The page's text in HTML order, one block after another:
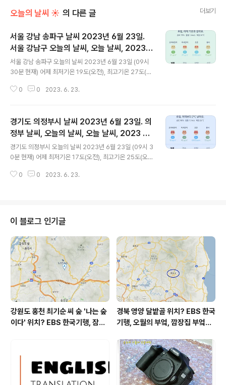
오늘의 날씨 ☀ 의 다른 글 더보기
서울 강남 송파구 날씨 2023년 6월 23일.
서울 강남구 오늘의 날씨, 오늘 날씨, 2023 0
623, 초미세먼지, 미세먼지, 황사, 자외선
서울 강남 송파구 오늘의 날씨 2023년 6월 23일 (09시
30분 현재) 어제 최저기온 19도(오전), 최고기온 27도(오
보다 1도 높은 최저기온, 어제보다 3도 높은 최고기온입니
최고기온입니다 * 눈비 올 확률은 위 이미지에서 시간별 기
상 상태 참조 대기상황 공기질은 어제 초미세먼지 좋음 = 1
2 ㎍/m³ 미세먼지는 좋음 = 23 ㎍/m³ 황사는 보통 = 1
5 ㎍/m³ 자외선 (오후) = 한때 나쁨 오늘 초미세먼지 보
통 = 21 ㎍/m³ 미세먼지는 좋음 = 29 ㎍/m³ 황사는 보
통 = 13 ㎍/m³ 자외선 (오후) =..
0 0 2023. 6. 23.
경기도 의정부시 날씨 2023년 6월 23일. 의
정부 날씨, 오늘의 날씨, 오늘 날씨, 2023 06
23, 초미세먼지, 미세먼지, 황사, 자외선
경기도 의정부시 오늘의 날씨 2023년 6월 23일 (09시 3
0분 현재) 어제 최저기온 17도(오전), 최고기온 25도(오
보다 1도 높은 최저기온, 어제보다 4도 높은 최고기온입니
태 참조 대기상황 공기질은 어제 초미세먼지 좋음 = 13
㎍/m³ 미세먼지는 좋음 = 23 ㎍/m³ 황사는 보통 = 15
㎍/m³ 자외선 (오후) = 한때 나쁨 오늘 초미세먼지 좋음
= 12 ㎍/m³ 미세먼지는 보통 = 42 ㎍/m³ 황사는 보통
= 13 ㎍/m³ 자외선 (오후) = 나쁨 대기상..
0 0 2023. 6. 23.
이 블로그 인기글
강원도 홍천 최기순 씨 숲 '나는 숲
이다' 위치? EBS 한국기행, 잠시
강원도 홍천군 가볼 만한 곳, (구)
까르돈, kbs 인간극장
경북 영양 달밭골 위치? EBS 한국
기행, 오월의 부엌, 깜장집 부엌은
어디? / 경상북도 영양군 가볼 만
한 곳, 영양읍 상원리. KBS 인간극
장 임분노미 할머니